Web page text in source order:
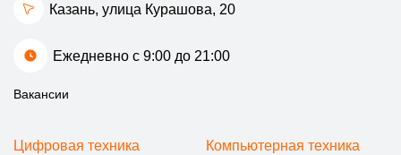
Казань, улица Курашова, 20
Ежедневно с 9:00 до 21:00
Вакансии
Цифровая техника Компьютерная техника